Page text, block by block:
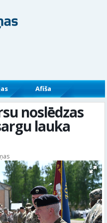
Afiša
noslēdzas
lauka